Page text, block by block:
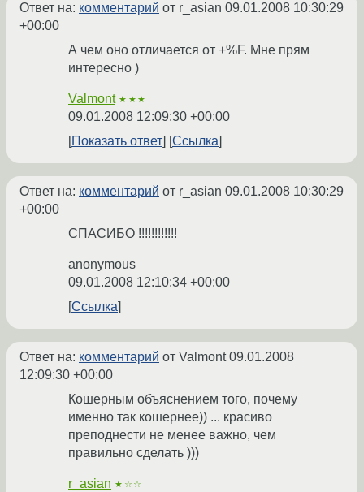
Ответ на: комментарий от r_asian 09.01.2008 10:30:29
+00:00
А чем оно отличается от +%F. Мне прям
интересно )
Valmont ★★★
09.01.2008 12:09:30 +00:00
Показать ответ
Ссылка
Ответ на: комментарий от r_asian 09.01.2008 10:30:29
+00:00
СПАСИБО !!!!!!!!!!!!
anonymous
09.01.2008 12:10:34 +00:00
Ссылка
Ответ на: комментарий от Valmont09.01.2008
12:09:30 +00:00
Кошерным объяснением того, почему
именно так кошернее)) ... красиво
преподнести не менее важно, чем
правильно сделать )))
r_asian ★☆☆